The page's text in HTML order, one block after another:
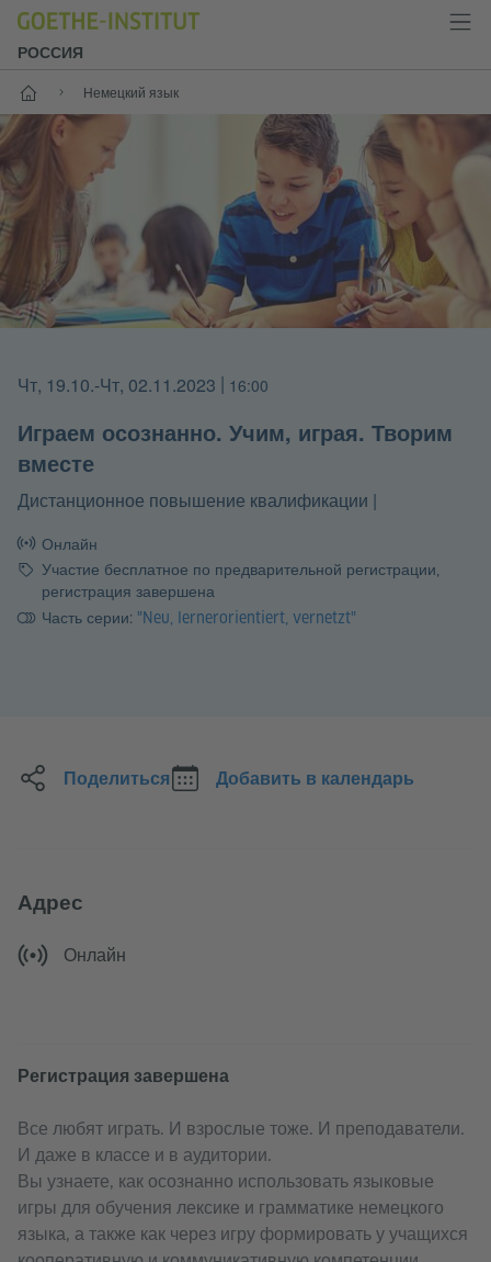
РОССИЯ
Старт
Немецкий язык
Чт, 19.10.-Чт, 02.11.2023 16:00
Играем осознанно. Учим, играя. Творим
вместе
Дистанционное повышение квалификации |
Онлайн
Стоимость
Участие бесплатное по предварительной регистрации,
регистрация завершена
Часть серии: "Neu, lernerorientiert, vernetzt"
Регистрация завершена
Все любят играть. И взрослые тоже. И преподаватели.
И даже в классе и в аудитории.
Вы узнаете, как осознанно использовать языковые
игры для обучения лексике и грамматике немецкого
языка, а также как через игру формировать у учащихся
Поделиться Добавить в календарь
Адрес
Онлайн